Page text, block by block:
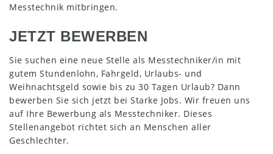
Messtechnik mitbringen.
JETZT BEWERBEN
Sie suchen eine neue Stelle als Messtechniker/in mit
gutem Stundenlohn, Fahrgeld, Urlaubs- und
Weihnachtsgeld sowie bis zu 30 Tagen Urlaub? Dann
bewerben Sie sich jetzt bei Starke Jobs. Wir freuen uns
auf Ihre Bewerbung als Messtechniker. Dieses
Stellenangebot richtet sich an Menschen aller
Geschlechter.